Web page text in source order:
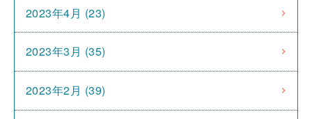
2023年4月 (23)
2023年3月 (35)
2023年2月 (39)